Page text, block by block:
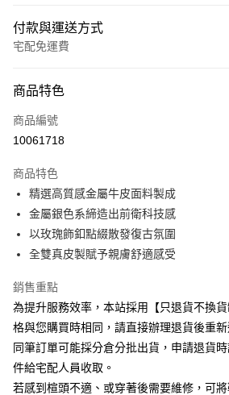
付款與運送方式
宅配免運費
信用卡一次付款
信用卡分期付款
合作金庫商業銀行
華南商業銀行
上海商業儲蓄銀行
國泰世華商業銀行
臺灣中小企業銀行
聯邦商業銀行
元大商業銀行
永豐商
台新國際商業銀行
中國信
台灣樂天信用卡公司
6 期 0 利率 每期
華南商業銀行
上海商業儲蓄銀行
國泰世華商業銀行
匯豐（台灣）商業銀行
聯邦商業銀行
遠東國
元大商業銀行
永豐商
玉山商業銀行
星展（
台新國際商業銀行
台灣樂天信用卡公司
12 期 0 利率 每期NT$115
合作金庫商業銀行
上海商業儲蓄銀行
國泰世華商業銀行
臺灣中小企業銀行
匯豐（台灣）商業銀行
華泰商
聯邦商業銀行
遠東國
元大商業銀行
永豐商
玉山商業銀行
台新國際商業銀行
中國
LINE Pay
Apple Pay
街口支付
悠遊付
Google Pay
ATM付款
商品特色
商品編號
10061718
商品特色
精選高質感金屬牛皮面料製成
金屬銀色系締造出前衛科技感
以玫瑰飾釦點綴散發復古氛圍
全雙真皮製賦予親膚舒適感受
銷售重點
為提升服務效率，本站採用【只退貨不換
格與您購買時相同，請直接辦理退貨後重新
同筆訂單可能採分倉分批出貨，申請退貨
件給宅配人員收取。
若感到楦頭不適、或穿著後需要維修，可